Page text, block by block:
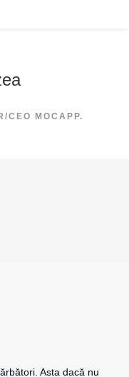
CEO MOCAPP.
Asta dacă nu